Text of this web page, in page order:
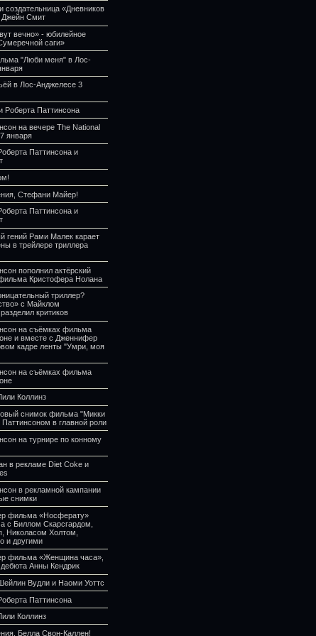
создательница «Дневников
Джейн Смит
вечно» - юбилейное
саги»
"Люби меня" в Лос-
в Лос-Анджелесе 3
Роберта Паттинсона
на вечере The National
января
Паттинсона и
Стефани Майер!
Паттинсона и
гений Рами Малек карает
в трейлере триллера
пополнил актёрский
Кристофера Нолана
триллер?
с Майклом
критиков
на съёмках фильма
и вместе с Дженнифер
кадре ленты "Умри, моя
на съёмках фильма
Коллинз
снимок фильма "Микки
в главной роли
на турнире по конному
в рекламе Diet Coke и
в рекламной кампании
снимки
фильма «Носферату»
с Биллом Скарсгардом,
Николасом Холтом,
и другими
фильма «Женщина часа»,
Анны Кендрик
Вудли и Наоми Уоттс
Паттинсона
Коллинз
Белла Свон-Каллен!